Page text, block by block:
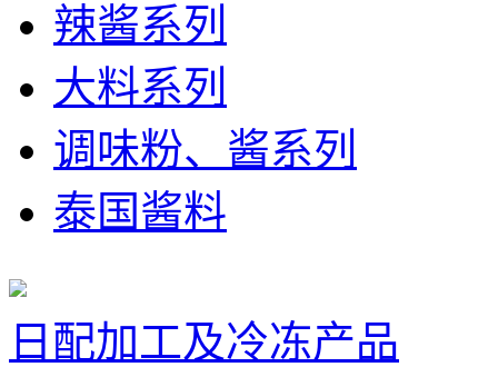
辣酱系列
大料系列
调味粉、酱系列
泰国酱料
日配加工及冷冻产品